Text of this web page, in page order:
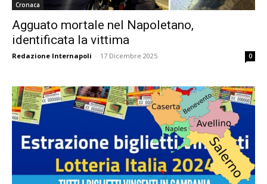
Cronaca
Agguato mortale nel Napoletano,
identificata la vittima
Redazione Internapoli - 17 Dicembre 2025 0